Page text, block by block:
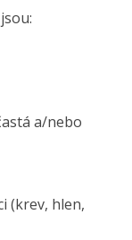
a/nebo
(krev, hlen,